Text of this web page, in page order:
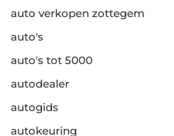
auto verkopen zottegem
auto's
auto's tot 5000
autodealer
autogids
autokeuring